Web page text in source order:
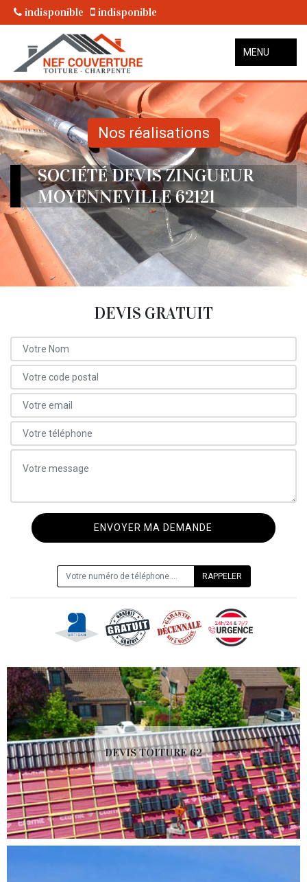
indisponible indisponible
MENU
Nos réalisations
SOCIÉTÉ DEVIS ZINGUEUR
MOYENNEVILLE 62121
DEVIS GRATUIT
DEVIS TOITURE 62